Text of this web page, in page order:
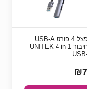
מפצל 4 פורט USB-A
בחיבור UNITEK 4-in-1